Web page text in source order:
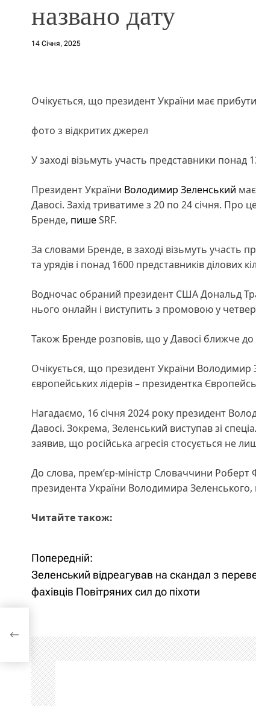
названо дату
14 Січня, 2025
Очікується, що президент України має
фото з відкритих джерел
У заході візьмуть участь представники понад
Президент України Володимир Зеленський
Давосі. Захід триватиме з 20 по 24 січня. Про
Бренде, пишеSRF.
За словами Бренде, в заході візьмуть участь
та урядів і понад 1600 представників ділових
Водночас обраний президент США Дональд
нього онлайн і виступить з промовою у
Також Бренде розповів, що у Давосі ближче до
Очікується, що президент України Володимир
європейських лідерів – президентка
Нагадаємо, 16 січня 2024 року президент
Давосі. Зокрема, Зеленський виступав зі
заявив, що російська агресія стосується не
До слова, прем’єр-міністр Словаччини Роберт
президента України Володимира
Читайте також:
Н
а
і
г
а
Попередній:
Зеленський відреагував на скандал з
фахівців Повітряних сил до піхоти